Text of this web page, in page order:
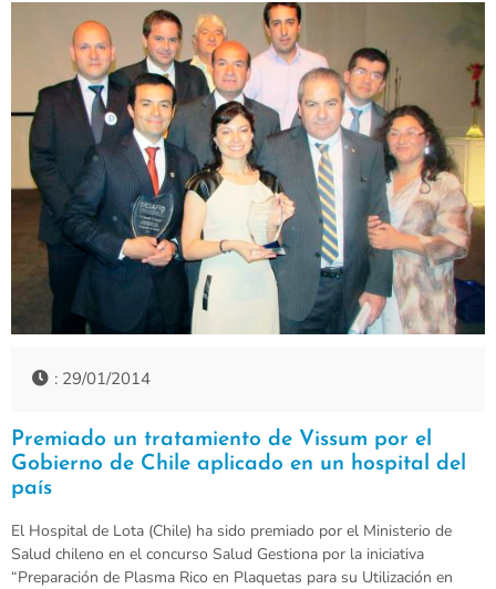
: 29/01/2014
Premiado un tratamiento de Vissum por el
Gobierno de Chile aplicado en un hospital del
país
El Hospital de Lota (Chile) ha sido premiado por el Ministerio de
Salud chileno en el concurso Salud Gestiona por la iniciativa
“Preparación de Plasma Rico en Plaquetas para su Utilización en